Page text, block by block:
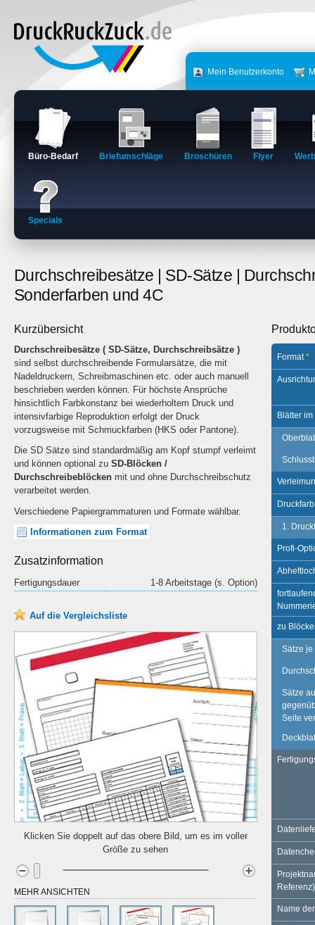
Mein Benutzerkonto
Büro-Bedarf Briefumschläge Broschüren Flyer
Specials
Durchschreibesätze | SD-Sätze |
Sonderfarben und 4C
Kurzübersicht
Durchschreibesätze ( SD-Sätze, Durchschreibsätze )
sind selbst durchschreibende Formularsätze, die mit
Nadeldruckern, Schreibmaschinen etc. oder auch manuell
beschrieben werden können. Für höchste Ansprüche
hinsichtlich Farbkonstanz bei wiederholtem Druck und
intensivfarbige Reproduktion erfolgt der Druck
vorzugsweise mit Schmuckfarben (HKS oder Pantone).
Die SD Sätze sind standardmäßig am Kopf stumpf verleimt
und können optional zu SD-Blöcken /
Durchschreibeblöcken mit und ohne Durchschreibschutz
verarbeitet werden.
Verschiedene Papiergrammaturen und Formate wählbar.
Informationen zum Format
Zusatzinformation
Fertigungsdauer 1-8 Arbeitstage (s. Option)
Auf die Vergleichsliste
Format *
Blätter im
1.
Profi-
zu
Sätze je
Sätze
Seite
Referenz)
Name
Klicken Sie doppelt auf das obere Bild, um es im voller
Größe zu sehen
MEHR ANSICHTEN